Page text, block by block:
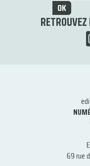
OK
69 rue